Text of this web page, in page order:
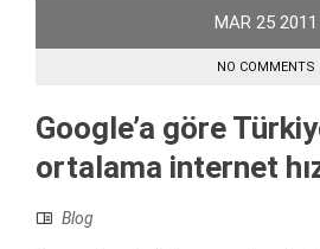
MAR 25 2011
NO COMMENTS
Google’a göre
ortalama internet
Blog